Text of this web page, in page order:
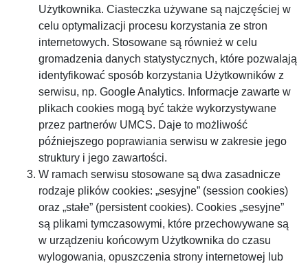
Użytkownika. Ciasteczka używane są najczęściej w
celu optymalizacji procesu korzystania ze stron
internetowych. Stosowane są również w celu
gromadzenia danych statystycznych, które pozwalają
identyfikować sposób korzystania Użytkowników z
serwisu, np. Google Analytics. Informacje zawarte w
plikach cookies mogą być także wykorzystywane
przez partnerów UMCS. Daje to możliwość
późniejszego poprawiania serwisu w zakresie jego
struktury i jego zawartości.
W ramach serwisu stosowane są dwa zasadnicze
rodzaje plików cookies: „sesyjne” (session cookies)
oraz „stałe” (persistent cookies). Cookies „sesyjne”
są plikami tymczasowymi, które przechowywane są
w urządzeniu końcowym Użytkownika do czasu
wylogowania, opuszczenia strony internetowej lub